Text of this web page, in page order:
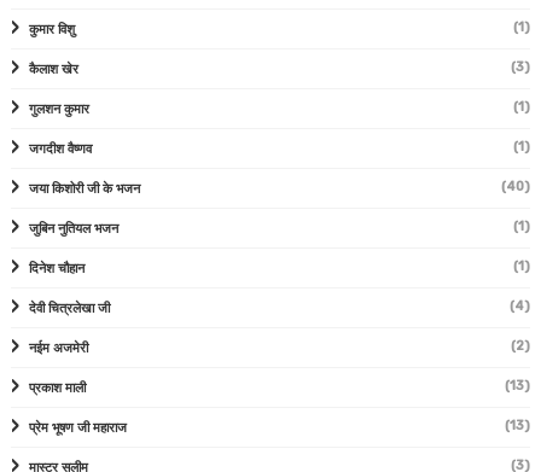
कुमार विशु (1)
कैलाश खेर (3)
गुलशन कुमार (1)
जगदीश वैष्णव (1)
जया किशोरी जी के भजन (40)
जुबिन नुतियल भजन (1)
दिनेश चौहान (1)
देवी चित्रलेखा जी (4)
नईम अजमेरी (2)
प्रकाश माली (13)
प्रेम भूषण जी महाराज (13)
मास्टर सलीम (3)